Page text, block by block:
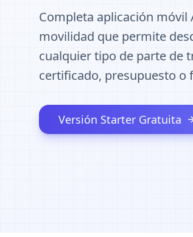
Completa aplicación móvil
movilidad que permite
cualquier tipo de parte de
certificado, presupuesto o
Versión Starter Gratuita